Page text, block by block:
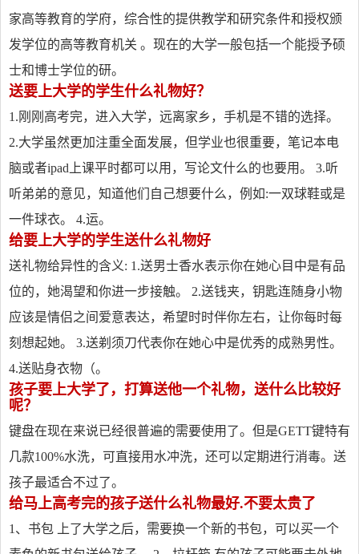
家高等教育的学府，综合性的提供教学和研究条件和授权颁
发学位的高等教育机关 。现在的大学一般包括一个能授予硕
士和博士学位的研。
送要上大学的学生什么礼物好？
1.刚刚高考完，进入大学，远离家乡，手机是不错的选择。
2.大学虽然更加注重全面发展，但学业也很重要，笔记本电
脑或者ipad上课平时都可以用，写论文什么的也要用。 3.听
听弟弟的意见，知道他们自己想要什么，例如:一双球鞋或是
一件球衣。 4.运。
给要上大学的学生送什么礼物好
送礼物给异性的含义: 1.送男士香水表示你在她心目中是有品
位的，她渴望和你进一步接触。 2.送钱夹，钥匙连随身小物
应该是情侣之间爱意表达，希望时时伴你左右，让你每时每
刻想起她。 3.送剃须刀代表你在她心中是优秀的成熟男性。
4.送贴身衣物（。
孩子要上大学了，打算送他一个礼物，送什么比较好
呢？
键盘在现在来说已经很普遍的需要使用了。但是GETT键特有
几款100%水洗，可直接用水冲洗，还可以定期进行消毒。送
孩子最适合不过了。
给马上高考完的孩子送什么礼物最好.不要太贵了
1、书包 上了大学之后，需要换一个新的书包，可以买一个